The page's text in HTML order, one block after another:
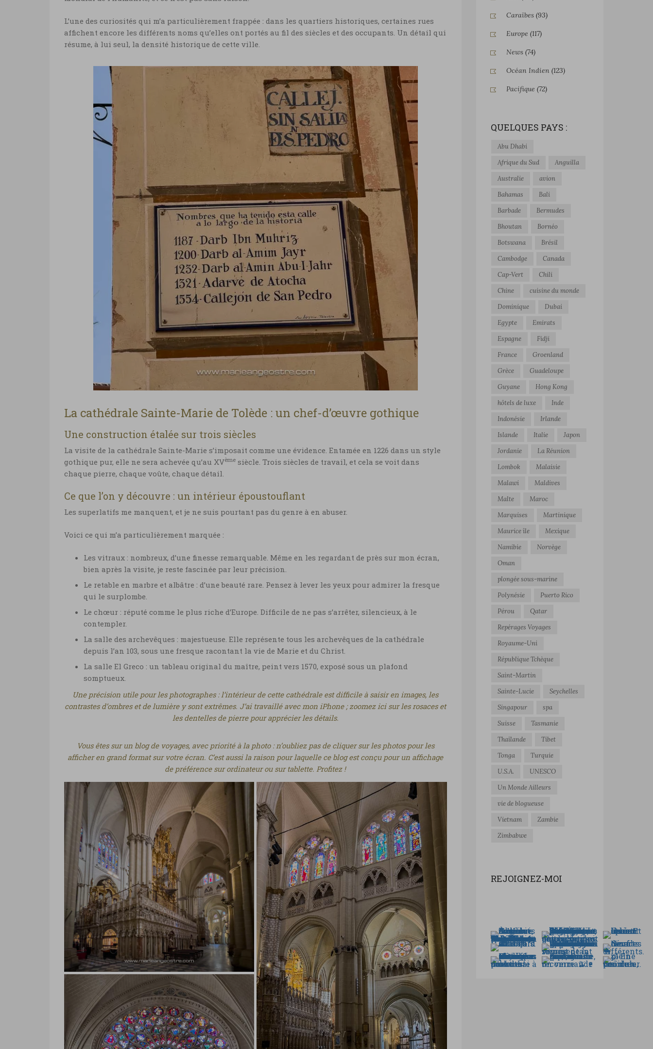
L’une des curiosités qui m’a particulièrement frappée : dans les quartiers historiques, certaines rues
affichent encore les différents noms qu’elles ont portés au fil des siècles et des occupants. Un détail qui
résume, à lui seul, la densité historique de cette ville.
La cathédrale Sainte-Marie de Tolède : un chef-d’œuvre gothique
Une construction étalée sur trois siècles
La visite de la cathédrale Sainte-Marie s’imposait comme une évidence. Entamée en 1226 dans un style
gothique pur, elle ne sera achevée qu’au XVème siècle. Trois siècles de travail, et cela se voit dans
chaque pierre, chaque voûte, chaque détail.
Ce que l’on y découvre : un intérieur époustouflant
Les superlatifs me manquent, et je ne suis pourtant pas du genre à en abuser.
Voici ce qui m’a particulièrement marquée :
Les vitraux : nombreux, d’une finesse remarquable. Même en les regardant de près sur mon écran,
bien après la visite, je reste fascinée par leur précision.
Le retable en marbre et albâtre : d’une beauté rare. Pensez à lever les yeux pour admirer la fresque
qui le surplombe.
Le chœur : réputé comme le plus riche d’Europe. Difficile de ne pas s’arrêter, silencieux, à le
contempler.
La salle des archevêques : majestueuse. Elle représente tous les archevêques de la cathédrale
depuis l’an 103, sous une fresque racontant la vie de Marie et du Christ.
La salle El Greco : un tableau original du maître, peint vers 1570, exposé sous un plafond
somptueux.
Une précision utile pour les photographes : l’intérieur de cette cathédrale est difficile à saisir en images, les
contrastes d’ombres et de lumière y sont extrêmes. J’ai travaillé avec mon iPhone ; zoomez ici sur les rosaces et
les dentelles de pierre pour apprécier les détails.
Vous êtes sur un blog de voyages, avec priorité à la photo : n’oubliez pas de cliquer sur les photos pour les
afficher en grand format sur votre écran. C’est aussi la raison pour laquelle ce blog est conçu pour un affichage
de préférence sur ordinateur ou sur tablette. Profitez !
Caraïbes(93)
Europe (117)
News(74)
Océan Indien(123)
Pacifique (72)
QUELQUES PAYS :
Abu Dhabi
Afrique du Sud
Anguilla
Australie
avion
Bahamas
Bali
Barbade
Bermudes
Bhoutan
Bornéo
Botswana
Brésil
Cambodge
Canada
Cap-Vert
Chili
Chine
cuisine du monde
Dominique
Dubai
Egypte
Emirats
Espagne
Fidji
France
Groenland
Grèce
Guadeloupe
Guyane
Hong Kong
hôtels de luxe
Inde
Indonésie
Irlande
Islande
Italie
Japon
Jordanie
La Réunion
Lombok
Malaisie
Malawi
Maldives
Malte
Maroc
Marquises
Martinique
Maurice île
Mexique
Namibie
Norvège
Oman
plongée sous-marine
Polynésie
Puerto Rico
Pérou
Qatar
Repérages Voyages
Royaume-Uni
République Tchèque
Saint-Martin
Sainte-Lucie
Seychelles
Singapour
spa
Suisse
Tasmanie
Thaïlande
Tibet
Tonga
Turquie
U.S.A.
UNESCO
Un Monde Ailleurs
vie de blogueuse
Vietnam
Zambie
Zimbabwe
REJOIGNEZ-MOI